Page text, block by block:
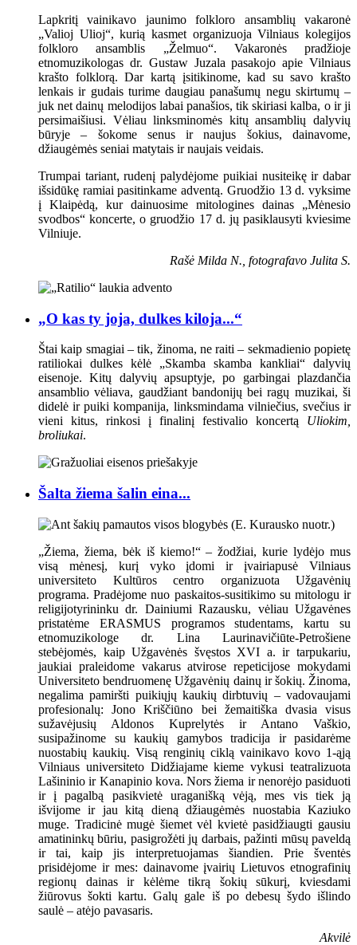
Lapkritį vainikavo jaunimo folkloro ansamblių vakaronė
„Valioj Ulioj“, kurią kasmet organizuoja Vilniaus kolegijos
folkloro ansamblis „Želmuo“. Vakaronės pradžioje
etnomuzikologas dr. Gustaw Juzala pasakojo apie Vilniaus
krašto folklorą. Dar kartą įsitikinome, kad su savo krašto
lenkais ir gudais turime daugiau panašumų negu skirtumų –
juk net dainų melodijos labai panašios, tik skiriasi kalba, o ir ji
persimaišiusi. Vėliau linksminomės kitų ansamblių dalyvių
būryje – šokome senus ir naujus šokius, dainavome,
džiaugėmės seniai matytais ir naujais veidais.
Trumpai tariant, rudenį palydėjome puikiai nusiteikę ir dabar
išsidūkę ramiai pasitinkame adventą. Gruodžio 13 d. vyksime
į Klaipėdą, kur dainuosime mitologines dainas „Mėnesio
svodbos“ koncerte, o gruodžio 17 d. jų pasiklausyti kviesime
Vilniuje.
Rašė Milda N., fotografavo Julita S.
„O kas ty joja, dulkes kiloja...“
Štai kaip smagiai – tik, žinoma, ne raiti – sekmadienio popietę
ratiliokai dulkes kėlė „Skamba skamba kankliai“ dalyvių
eisenoje. Kitų dalyvių apsuptyje, po garbingai plazdančia
ansamblio vėliava, gaudžiant bandonijų bei ragų muzikai, ši
didelė ir puiki kompanija, linksmindama vilniečius, svečius ir
vieni kitus, rinkosi į finalinį festivalio koncertą Uliokim,
broliukai.
Šalta žiema šalin eina...
„Žiema, žiema, bėk iš kiemo!“ – žodžiai, kurie lydėjo mus
visą mėnesį, kurį vyko įdomi ir įvairiapusė Vilniaus
universiteto Kultūros centro organizuota Užgavėnių
programa. Pradėjome nuo paskaitos-susitikimo su mitologu ir
religijotyrininku dr. Dainiumi Razausku, vėliau Užgavėnes
pristatėme ERASMUS programos studentams, kartu su
etnomuzikologe dr. Lina Laurinavičiūte-Petrošiene
stebėjomės, kaip Užgavėnės švęstos XVI a. ir tarpukariu,
jaukiai praleidome vakarus atvirose repeticijose mokydami
Universiteto bendruomenę Užgavėnių dainų ir šokių. Žinoma,
negalima pamiršti puikiųjų kaukių dirbtuvių – vadovaujami
profesionalų: Jono Kriščiūno bei žemaitiška dvasia visus
sužavėjusių Aldonos Kuprelytės ir Antano Vaškio,
susipažinome su kaukių gamybos tradicija ir pasidarėme
nuostabių kaukių. Visą renginių ciklą vainikavo kovo 1-ąją
Vilniaus universiteto Didžiajame kieme vykusi teatralizuota
Lašininio ir Kanapinio kova. Nors žiema ir nenorėjo pasiduoti
ir į pagalbą pasikvietė uraganišką vėją, mes vis tiek ją
išvijome ir jau kitą dieną džiaugėmės nuostabia Kaziuko
muge. Tradicinė mugė šiemet vėl kvietė pasidžiaugti gausiu
amatininkų būriu, pasigrožėti jų darbais, pažinti mūsų paveldą
ir tai, kaip jis interpretuojamas šiandien. Prie šventės
prisidėjome ir mes: dainavome įvairių Lietuvos etnografinių
regionų dainas ir kėlėme tikrą šokių sūkurį, kviesdami
žiūrovus šokti kartu. Galų gale iš po debesų šydo išlindo
saulė – atėjo pavasaris.
Akvilė